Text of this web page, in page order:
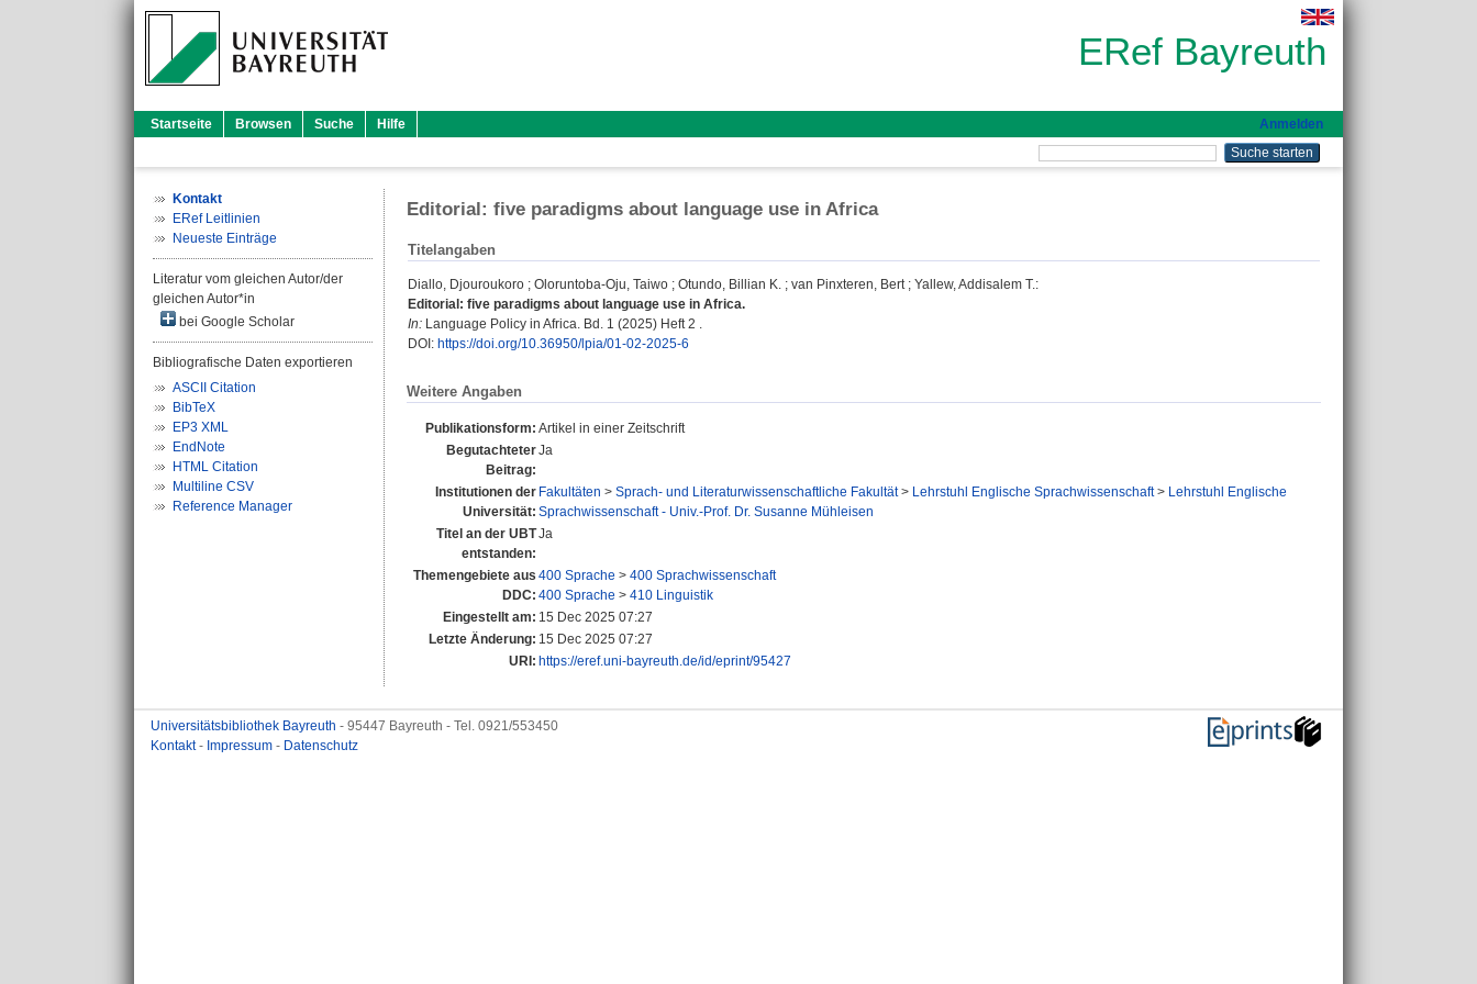
ERef Bayreuth
Startseite Browsen Suche Hilfe Anmelden
Kontakt
ERef Leitlinien
Neueste Einträge
Literatur vom gleichen Autor/der
gleichen Autor*in
bei Google Scholar
Bibliografische Daten exportieren
ASCII Citation
BibTeX
EP3 XML
EndNote
HTML Citation
Multiline CSV
Reference Manager
Editorial: five paradigms about language use in Africa
Titelangaben
Diallo, Djouroukoro ; Oloruntoba-Oju, Taiwo ; Otundo, Billian K. ; van Pinxteren, Bert; Yallew, Addisalem T.:
Editorial: five paradigms about language use in Africa.
In: Language Policy in Africa. Bd. 1 (2025) Heft 2 .
DOI: https://doi.org/10.36950/lpia/01-02-2025-6
Weitere Angaben
Publikationsform: Artikel in einer Zeitschrift
Begutachteter
Beitrag:
Ja
Institutionen der
Universität:
Fakultäten > Sprach- und Literaturwissenschaftliche Fakultät> Lehrstuhl Englische Sprachwissenschaft> Lehrstuhl Englische
Sprachwissenschaft - Univ.-Prof. Dr. Susanne Mühleisen
Titel an der UBT
entstanden:
Ja
Themengebiete aus
DDC:
400 Sprache > 400 Sprachwissenschaft
400 Sprache > 410 Linguistik
Eingestellt am: 15 Dec 2025 07:27
Letzte Änderung: 15 Dec 2025 07:27
URI: https://eref.uni-bayreuth.de/id/eprint/95427
Universitätsbibliothek Bayreuth - 95447 Bayreuth - Tel. 0921/553450
Kontakt- Impressum - Datenschutz